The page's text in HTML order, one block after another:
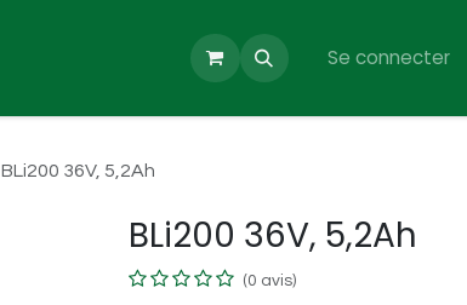
Demande d'entretien Location
Se connecter
BLi200 36V, 5,2Ah
BLi200 36V, 5,2Ah
(0 avis)